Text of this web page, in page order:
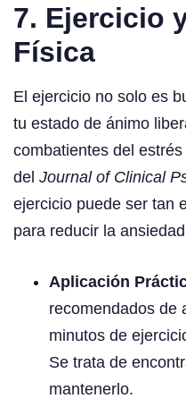
7. Ejercicio
Física
El ejercicio no solo es
tu estado de ánimo
combatientes del
del Journal of Clinical
ejercicio puede ser tan
para reducir la
Aplicación
recomendados de
minutos de
Se trata de
mantenerlo.